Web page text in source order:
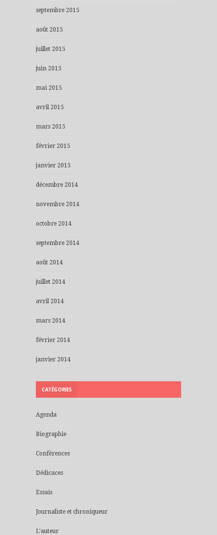
septembre 2015
août 2015
juillet 2015
juin 2015
mai 2015
avril 2015
mars 2015
février 2015
janvier 2015
décembre 2014
novembre 2014
octobre 2014
septembre 2014
août 2014
juillet 2014
avril 2014
mars 2014
février 2014
janvier 2014
CATÉGORIES
Agenda
Biographie
Conférences
Dédicaces
Essais
Journaliste et chroniqueur
L'auteur